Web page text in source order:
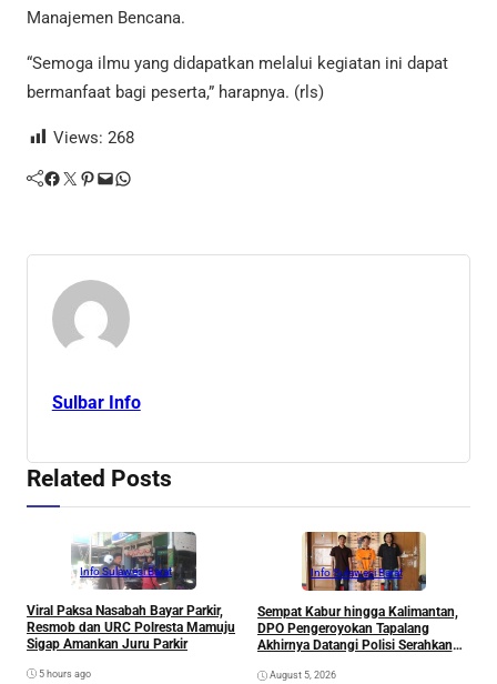
Manajemen Bencana.
“Semoga ilmu yang didapatkan melalui kegiatan ini dapat
bermanfaat bagi peserta,” harapnya. (rls)
Views: 268
Facebook Twitter Pinterest Mail WhatsApp
Sulbar Info
Related Posts
Info Sulawesi Barat
Viral Paksa Nasabah Bayar Parkir,
Resmob dan URC Polresta Mamuju
Sigap Amankan Juru Parkir
5 hours ago
Info Sulawesi Barat
Sempat Kabur hingga Kalimantan,
DPO Pengeroyokan Tapalang
Akhirnya Datangi Polisi Serahkan
August 5, 2026